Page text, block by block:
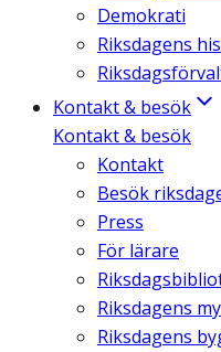
Demokrati
Riksdagens
Kontakt & besök
Kontakt & besök
Kontakt
Besök
Press
För lärare
Riksdagens
Riksdagens